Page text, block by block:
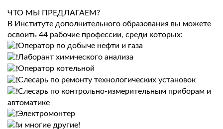
ЧТО МЫ ПРЕДЛАГАЕМ?
В Институте дополнительного образования вы можете
освоить 44 рабочие профессии, среди которых:
Оператор по добыче нефти и газа
Лаборант химического анализа
Оператор котельной
Слесарь по ремонту технологических установок
Слесарь по контрольно-измерительным приборам и
автоматике
Электромонтер
и многие другие!